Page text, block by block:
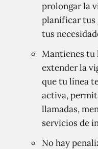
prolongar la
planificar tus
tus
Mantienes tu
extender la
que tu línea
activa,
llamadas,
servicios de
No hay